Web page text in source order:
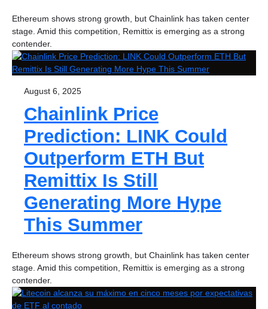
Ethereum shows strong growth, but Chainlink has taken center
stage. Amid this competition, Remittix is emerging as a strong
contender.
August 6, 2025
Chainlink Price
Prediction: LINK Could
Outperform ETH But
Remittix Is Still
Generating More Hype
This Summer
Ethereum shows strong growth, but Chainlink has taken center
stage. Amid this competition, Remittix is emerging as a strong
contender.